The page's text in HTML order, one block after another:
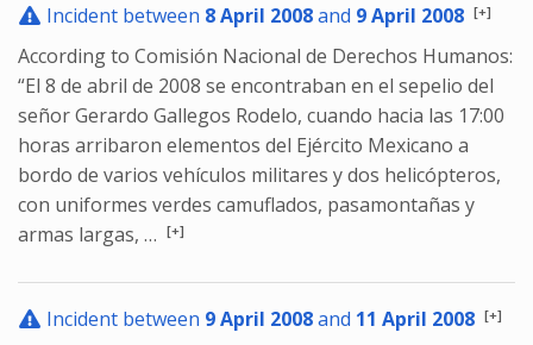
Incident between 8 April 2008and 9 April 2008 [+]
According to Comisión Nacional de Derechos Humanos:
“El 8 de abril de 2008 se encontraban en el sepelio del
señor Gerardo Gallegos Rodelo, cuando hacia las 17:00
horas arribaron elementos del Ejército Mexicano a
bordo de varios vehículos militares y dos helicópteros,
con uniformes verdes camuflados, pasamontañas y
armas largas, … [+]
Incident between 9 April 2008and 11 April 2008 [+]